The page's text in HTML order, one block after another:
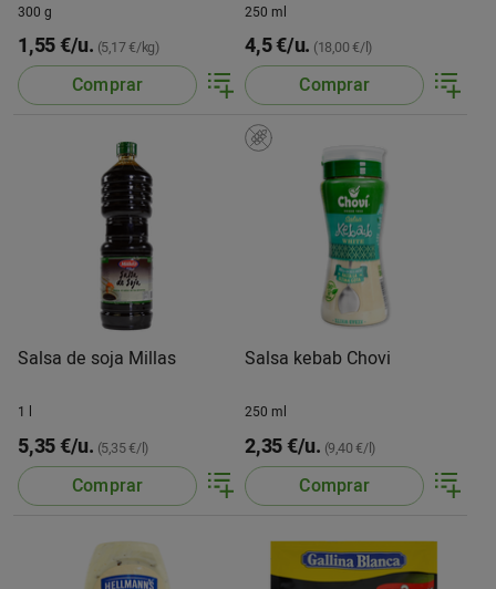
300 g
1,55 €/u. (5,17 €/kg)
Comprar
250 ml
4,5 €/u. (18,00 €/l)
Comprar
Salsa de soja Millas
1 l
5,35 €/u. (5,35 €/l)
Comprar
Salsa kebab Chovi
250 ml
2,35 €/u. (9,40 €/l)
Comprar